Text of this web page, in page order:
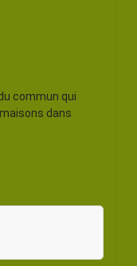
commun qui
dans